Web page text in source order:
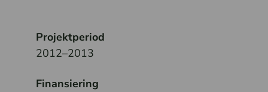
Projektperiod
2012–2013
Finansiering